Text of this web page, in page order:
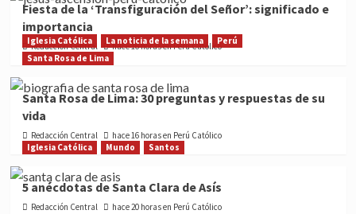
Fiesta de la ‘Transfiguración del Señor’: significado e
importancia
Redacción Central hace 16 horas en Perú Católico
Iglesia Católica La noticia de la semana
Perú
Santa Rosa de Lima
Santa Rosa de Lima: 30 preguntas y respuestas de su
vida
Redacción Central
hace 16 horas en Perú Católico
Iglesia Católica
Mundo Santos
5 anécdotas de Santa Clara de Asís
Redacción Central hace 20 horas en Perú Católico